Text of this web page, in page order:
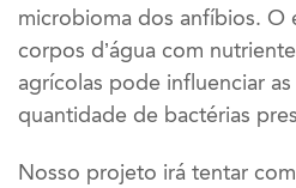
microbioma dos anfíbios. O
corpos d’água com
agrícolas pode influenciar
quantidade de bactérias
Nosso projeto irá tentar